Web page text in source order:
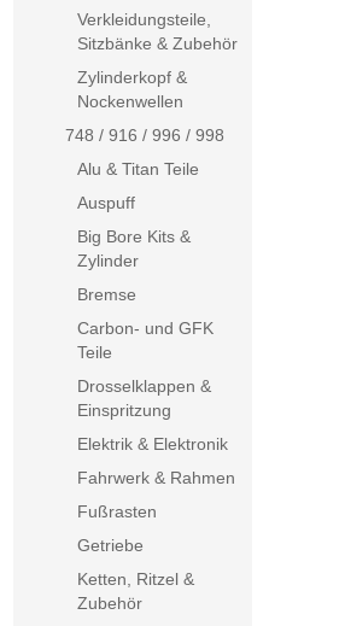
Verkleidungsteile,
Sitzbänke & Zubehör
Zylinderkopf &
Nockenwellen
748 / 916 / 996 / 998
Alu & Titan Teile
Auspuff
Big Bore Kits &
Zylinder
Bremse
Carbon- und GFK
Teile
Drosselklappen &
Einspritzung
Elektrik & Elektronik
Fahrwerk & Rahmen
Fußrasten
Getriebe
Ketten, Ritzel &
Zubehör